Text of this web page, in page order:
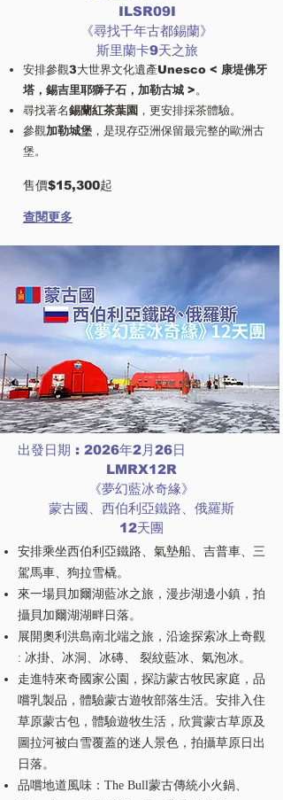
ILSR09I
《尋找千年古都錫蘭》
斯里蘭卡9天之旅
安排參觀3大世界文化遺產Unesco < 康堤佛牙
塔，錫吉里耶獅子石，加勒古城 >。
尋找著名錫蘭紅茶葉園 ，更安排採茶體驗。
參觀加勒城堡 ，是現存亞洲保留最完整的歐洲古
堡。
售價$15,300起
查閱更多
出發日期 : 2026年2月26日
LMRX12R
《夢幻藍冰奇緣》
蒙古國、西伯利亞鐵路、俄羅斯
12天團
安排乘坐西伯利亞鐵路、氣墊船、吉普⾞、三
駕⾺⾞、狗拉雪橇。
來⼀場⾙加爾湖藍冰之旅，漫步湖邊⼩鎮，拍
攝⾙加爾湖湖畔⽇落。
展開奧利洪島南北端之旅，沿途探索冰上奇觀
: 冰掛、冰洞、冰磚、 裂紋藍冰、氣泡冰。
⾛進特來奇國家公園，探訪蒙古牧⺠家庭，品
嚐乳製品，體驗蒙古遊牧部落生活。安排⼊住
草原蒙古包，體驗遊牧⽣活，欣賞蒙古草原及
圖拉河被⽩雪覆蓋的迷⼈景⾊，拍攝草原⽇出
⽇落。
品嚐地道⾵味：The Bull蒙古傳統小火鍋、